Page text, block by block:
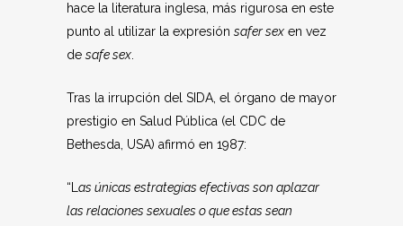
hace la literatura inglesa, más rigurosa en este
punto al utilizar la expresión safer sex en vez
de safe sex
Tras la irrupción del SIDA, el órgano de mayor
prestigio en Salud Pública (el CDC de
Bethesda, USA) afirmó en 1987:
“L as únicas estrategias efectivas son aplazar
las relaciones sexuales o que estas sean